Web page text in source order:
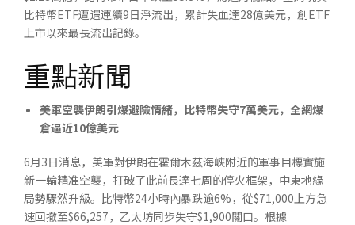
比特幣ETF遭遇連續9日淨流出，累計失血達28億美元，創ETF
上市以來最長流出記錄。
重點新聞
美軍空襲伊朗引爆避險情緒，比特幣失守7萬美元，全網爆
倉逼近10億美元
6月3日消息，美軍對伊朗在霍爾木茲海峽附近的軍事目標實施
新一輪精准空襲，打破了此前長達七周的停火框架，中東地緣
局勢驟然升級。比特幣24小時內暴跌逾6%，從$71,000上方急
速回撤至$66,257，乙太坊同步失守$1,900關口。根據